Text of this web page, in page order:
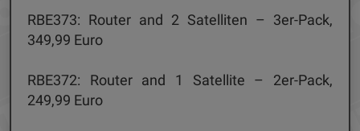
RBE373: Router and 2 Satelliten – 3er-Pack,
349,99 Euro
RBE372: Router and 1 Satellite – 2er-Pack,
249,99 Euro